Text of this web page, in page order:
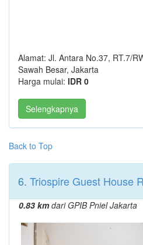
Alamat: Jl. Antara No.37, RT.7/
Sawah Besar, Jakarta
Harga mulai: IDR 0
Selengkapnya
Back to Top
6. Triospire Guest House
0.83 kmdari GPIB Pniel Jakarta